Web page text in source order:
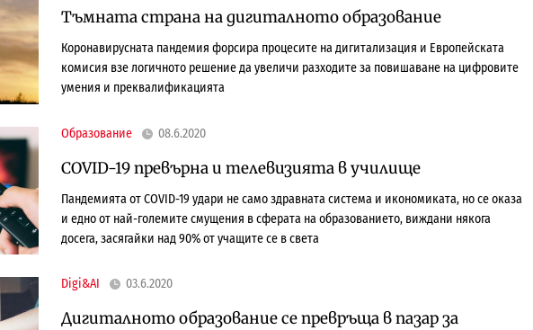
Тъмната страна на дигиталното образование
Коронавирусната пандемия форсира процесите на дигитализация и Европейската
комисия взе логичното решение да увеличи разходите за повишаване на цифровите
умения и преквалификацията
Образование 08.6.2020
COVID-19 превърна и телевизията в училище
Пандемията от COVID-19 удари не само здравната система и икономиката, но се оказа
и едно от най-големите смущения в сферата на образованието, виждани някога
досега, засягайки над 90% от учащите се в света
Digi&AI 03.6.2020
Дигиталното образование се превръща в пазар за